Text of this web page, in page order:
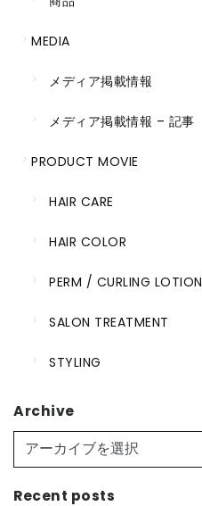
MEDIA
メディア掲載情報
メディア掲載情報 – 記事
PRODUCT MOVIE
HAIR CARE
HAIR COLOR
PERM / CURLING LOTION
SALON TREATMENT
STYLING
Archive
Recent posts